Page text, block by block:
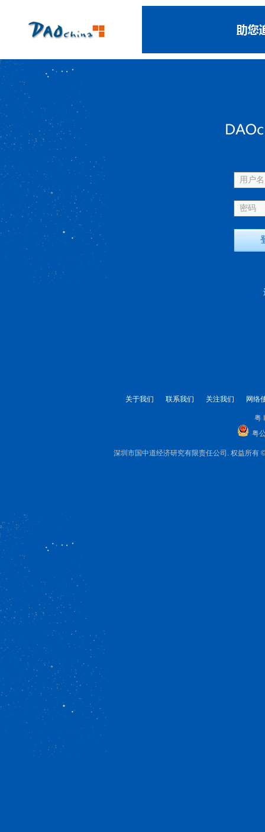
用户
密码
关于我们 联系我们 关注我们 网络
粤
粤
深圳市国中道经济研究有限责任公司. 权益所